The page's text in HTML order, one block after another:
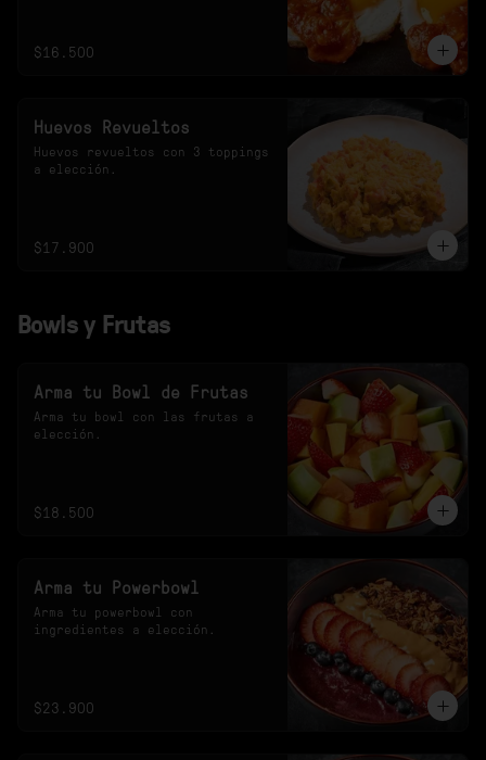
$16.500
Huevos Revueltos
Huevos revueltos con 3 toppings
a elección.
$17.900
Bowls y Frutas
Arma tu Bowl de Frutas
Arma tu bowl con las frutas a
elección.
$18.500
Arma tu Powerbowl
Arma tu powerbowl con
ingredientes a elección.
$23.900